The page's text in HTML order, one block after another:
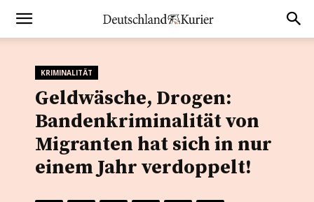
KRIMINALITÄT
Geldwäsche, Drogen:
Bandenkriminalität von
Migranten hat sich in nur
einem Jahr verdoppelt!